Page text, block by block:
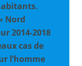
Nord
2014-2018
cas de
l’homme